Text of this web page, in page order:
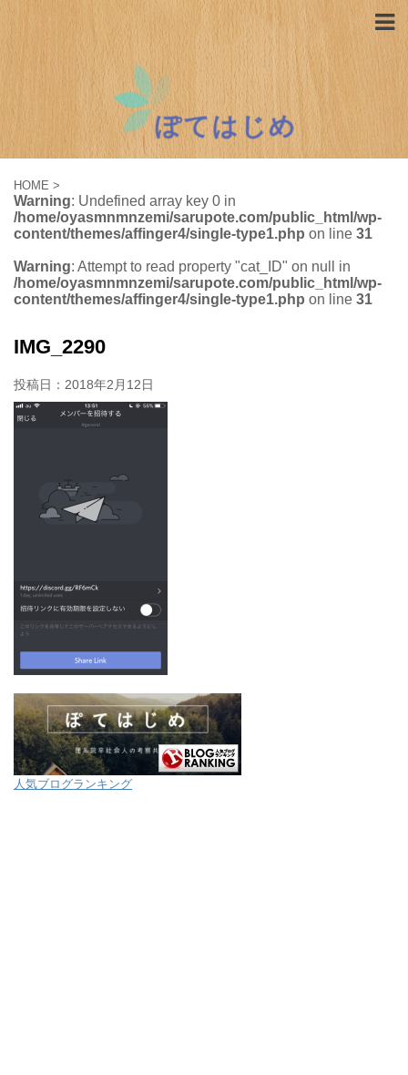
HOME >
Warning: Undefined array key 0 in
/home/oyasmnmnzemi/sarupote.com/public_html/wp-
content/themes/affinger4/single-type1.php on line 31
Warning: Attempt to read property "cat_ID" on null in
/home/oyasmnmnzemi/sarupote.com/public_html/wp-
content/themes/affinger4/single-type1.php on line 31
IMG_2290
投稿日： 2018年2月12日
人気ブログランキング